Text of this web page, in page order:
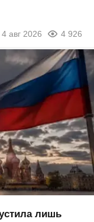
4 авг 2026 4 926
лишь